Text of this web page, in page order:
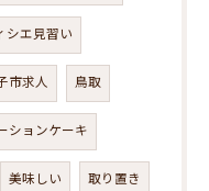
シエ見習い
市求人 鳥取
ションケーキ
美味しい 取り置き